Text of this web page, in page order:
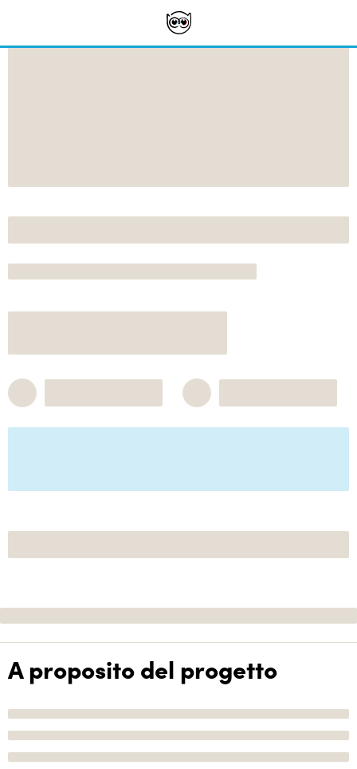
A proposito del progetto